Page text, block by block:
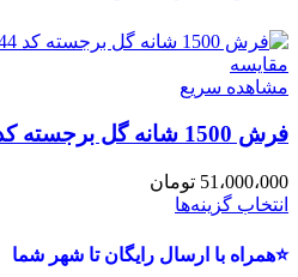
مقایسه
مشاهده سریع
فرش 1500 شانه گل برجسته کد 15044
51،000،000 تومان
انتخاب گزینه‌ها
⭐همراه با ارسال رایگان تا شهر شما